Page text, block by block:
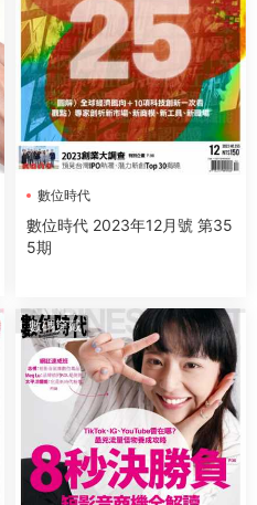
數位時代
數位時代 2023年12月號 第35
5期
數碼穿戴